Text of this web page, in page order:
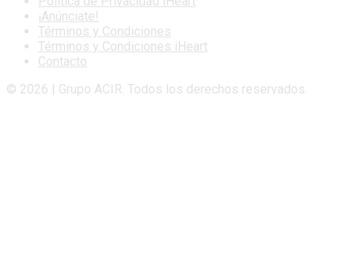
¡Anúnciate!
Términos y Condiciones
Términos y Condiciones iHeart
Contacto
© 2026 | Grupo ACIR. Todos los derechos reservados.